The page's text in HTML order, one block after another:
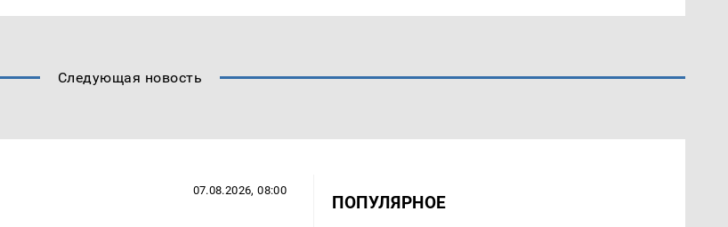
Следующая новость
07.08.2026, 08:00
ПОПУЛЯРНОЕ